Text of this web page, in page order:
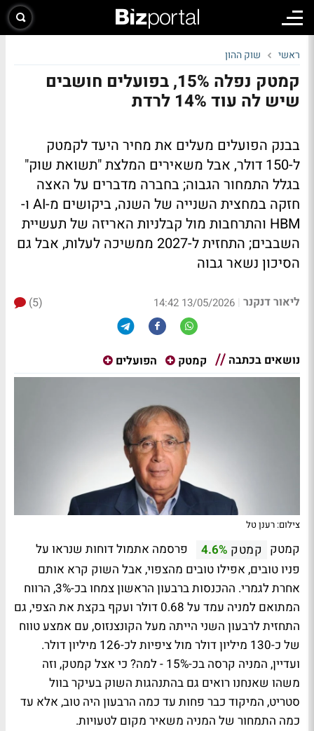
ראשי שוק ההון
קמטק נפלה 15%, בפועלים חושבים
שיש לה עוד 14% לרדת
בבנק הפועלים מעלים את מחיר היעד לקמטק
ל-150 דולר, אבל משאירים המלצת "תשואת שוק"
בגלל התמחור הגבוה; בחברה מדברים על האצה
חזקה במחצית השנייה של השנה, ביקושים מ-AI ו-
HBM והתרחבות מול קבלניות האריזה של תעשיית
השבבים; התחזית ל-2027 ממשיכה לעלות, אבל גם
הסיכון נשאר גבוה
ליאור דנקנר |
13/05/2026 14:42
(5)
נושאים בכתבה קמטק הפועלים
צילום: רענן טל
קמטק קמטק 4.6%
פרסמה אתמול דוחות שנראו על
פניו טובים, אפילו טובים מהצפוי, אבל השוק קרא אותם
אחרת לגמרי. ההכנסות ברבעון הראשון צמחו בכ-3%, הרווח
המתואם למניה עמד על 0.68 דולר ועקף בקצת את הצפי, גם
התחזית לרבעון השני הייתה מעל הקונצנזוס, עם אמצע טווח
של כ-130 מיליון דולר מול ציפיות לכ-126 מיליון דולר.
ועדיין, המניה קרסה בכ-15% - למה? כי אצל קמטק, וזה
משהו שאנחנו רואים גם בהתנהגות השוק בעיקר בוול
סטריט, המיקוד כבר פחות עד כמה הרבעון היה טוב, אלא עד
כמה התמחור של המניה משאיר מקום לטעויות.